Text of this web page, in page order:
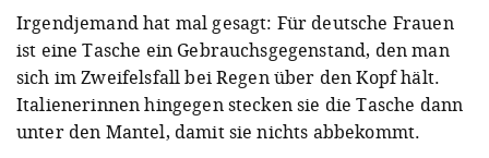
Irgendjemand hat mal gesagt: Für deutsche Frauen
ist eine Tasche ein Gebrauchsgegenstand, den man
sich im Zweifelsfall bei Regen über den Kopf hält.
Italienerinnen hingegen stecken sie die Tasche dann
unter den Mantel, damit sie nichts abbekommt.